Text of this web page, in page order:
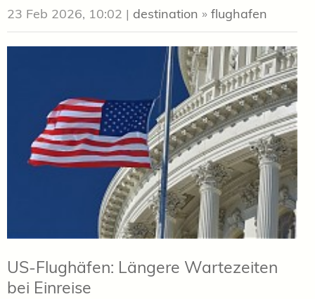
23 Feb 2026, 10:02 | destination » flughafen
US-Flughäfen: Längere Wartezeiten
bei Einreise